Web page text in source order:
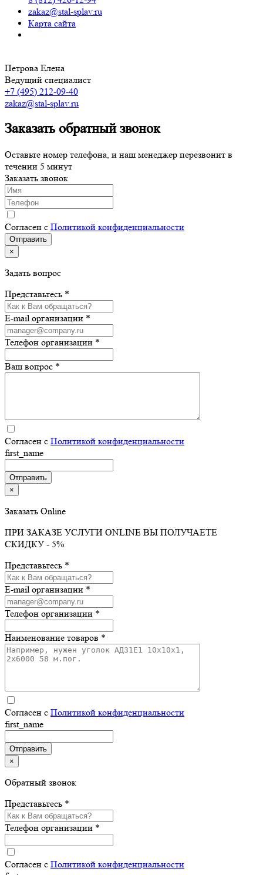
zakaz@stal-splav.ru
Карта сайта
Петрова Елена
Ведущий специалист
+7 (495) 212-09-40
zakaz@stal-splav.ru
Заказать обратный звонок
Оставьте номер телефона, и наш менеджер перезвонит в
течении 5 минут
Заказать звонок
Согласен с Политикой конфиденциальности
×
Задать вопрос
Представьтесь *
E-mail организации *
Телефон организации *
Ваш вопрос *
Согласен с Политикой конфиденциальности
first_name
×
Заказать Online
ПРИ ЗАКАЗЕ УСЛУГИ ONLINE ВЫ ПОЛУЧАЕТЕ
СКИДКУ - 5%
Представьтесь *
E-mail организации *
Телефон организации *
Наименование товаров *
Согласен с Политикой конфиденциальности
first_name
×
Обратный звонок
Представьтесь *
Телефон организации *
Согласен с Политикой конфиденциальности